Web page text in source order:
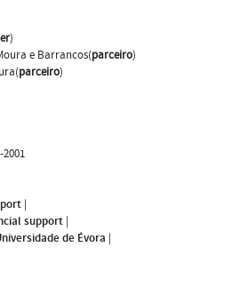
)
e Barrancos(parceiro)
parceiro)
2001
|
support |
de Évora |